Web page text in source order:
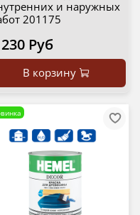
и наружных
201175
Руб
В корзину